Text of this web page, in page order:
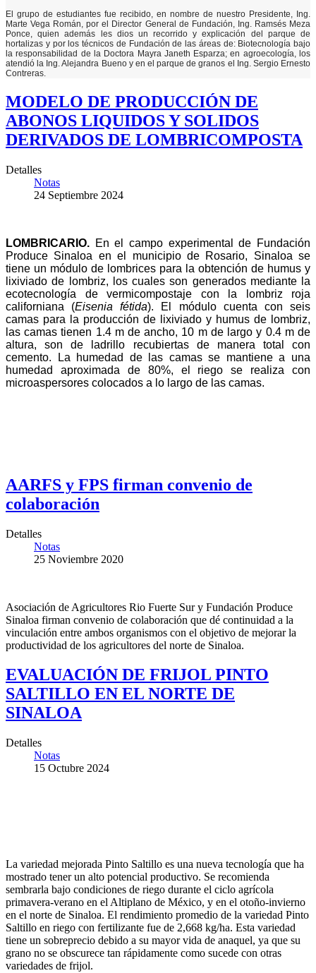
El grupo de estudiantes fue recibido, en nombre de nuestro Presidente, Ing.
Marte Vega Román, por el Director General de Fundación, Ing. Ramsés Meza
Ponce, quien además les dios un recorrido y explicación del parque de
hortalizas y por los técnicos de Fundación de las áreas de: Biotecnología bajo
la responsabilidad de la Doctora Mayra Janeth Esparza; en agroecología, los
atendió la Ing. Alejandra Bueno y en el parque de granos el Ing. Sergio Ernesto
Contreras.
MODELO DE PRODUCCIÓN DE
ABONOS LIQUIDOS Y SOLIDOS
DERIVADOS DE LOMBRICOMPOSTA
Detalles
Notas
24 Septiembre 2024
LOMBRICARIO. En el campo experimental de Fundación
Produce Sinaloa en el municipio de Rosario, Sinaloa se
tiene un módulo de lombrices para la obtención de humus y
lixiviado de lombriz, los cuales son generados mediante la
ecotecnología de vermicompostaje con la lombriz roja
californiana (Eisenia fétida). El módulo cuenta con seis
camas para la producción de lixiviado y humus de lombriz,
las camas tienen 1.4 m de ancho, 10 m de largo y 0.4 m de
altura, son de ladrillo recubiertas de manera total con
cemento. La humedad de las camas se mantiene a una
humedad aproximada de 80%, el riego se realiza con
microaspersores colocados a lo largo de las camas.
AARFS y FPS firman convenio de
colaboración
Detalles
Notas
25 Noviembre 2020
Asociación de Agricultores Rio Fuerte Sur y Fundación Produce
Sinaloa firman convenio de colaboración que dé continuidad a la
vinculación entre ambos organismos con el objetivo de mejorar la
productividad de los agricultores del norte de Sinaloa.
EVALUACIÓN DE FRIJOL PINTO
SALTILLO EN EL NORTE DE
SINALOA
Detalles
Notas
15 Octubre 2024
La variedad mejorada Pinto Saltillo es una nueva tecnología que ha
mostrado tener un alto potencial productivo. Se recomienda
sembrarla bajo condiciones de riego durante el ciclo agrícola
primavera-verano en el Altiplano de México, y en el otoño-invierno
en el norte de Sinaloa. El rendimiento promedio de la variedad Pinto
Saltillo en riego con fertilizante fue de 2,668 kg/ha. Esta variedad
tiene un sobreprecio debido a su mayor vida de anaquel, ya que su
grano no se obscurece tan rápidamente como sucede con otras
variedades de frijol.